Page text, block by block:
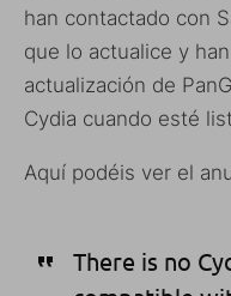
han contactado con
que lo actualice y
actualización de
Cydia cuando esté
Aquí podéis ver el
There is no